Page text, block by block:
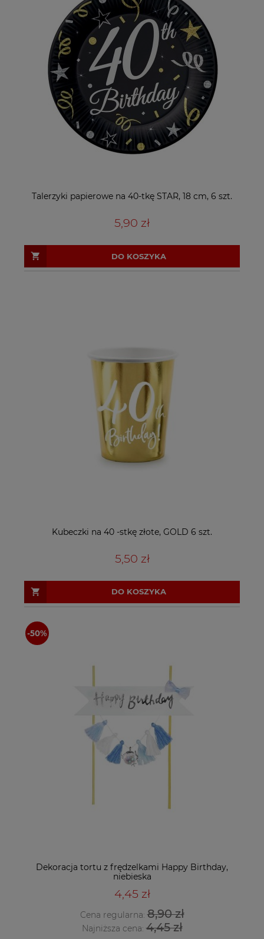
Talerzyki papierowe na 40-tkę STAR, 18 cm, 6 szt.
5,90 zł
DO KOSZYKA
Kubeczki na 40 -stkę złote, GOLD 6 szt.
5,50 zł
DO KOSZYKA
Dekoracja tortu z frędzelkami Happy Birthday,
niebieska
4,45 zł
Cena regularna:8,90 zł
Najniższa cena:4,45 zł